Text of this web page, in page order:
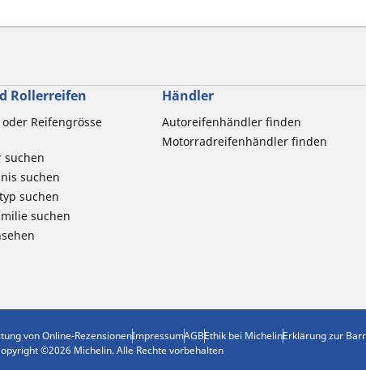
Rollerreifen
Reifengrösse
suchen
suchen
suchen
suchen
Händler
Autoreifenhändler finden
Motorradreifenhändler finden
von Online-RezensionenImpressumAGBEthik bei MichelinErklärung zur
©2026 Michelin. Alle Rechte vorbehalten